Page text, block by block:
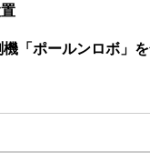
「ポールンロボ」